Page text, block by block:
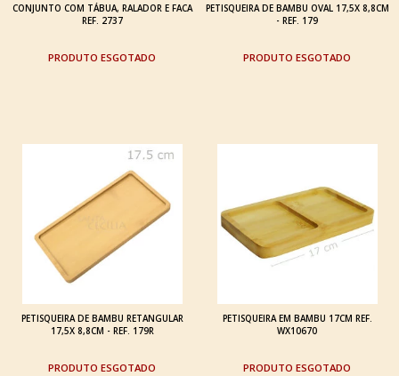
CONJUNTO COM TÁBUA, RALADOR E FACA
REF. 2737
ESGOTADO
PETISQUEIRA DE BAMBU OVAL 17,5X 8,8CM
- REF. 179
ESGOTADO
PETISQUEIRA DE BAMBU RETANGULAR
17,5X 8,8CM - REF. 179R
ESGOTADO
PETISQUEIRA EM BAMBU 17CM REF.
WX10670
ESGOTADO